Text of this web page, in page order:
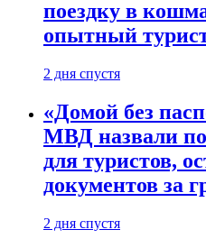
поездку в
опытный
2 дня спустя
«Домой без
МВД назвали
для туристов,
документов за
2 дня спустя